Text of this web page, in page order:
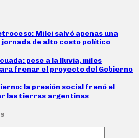
Milei salvó apenas una
de alto costo político
pese a la lluvia, miles
frenar el proyecto del Gobierno
la presión social frenó el
las tierras argentinas